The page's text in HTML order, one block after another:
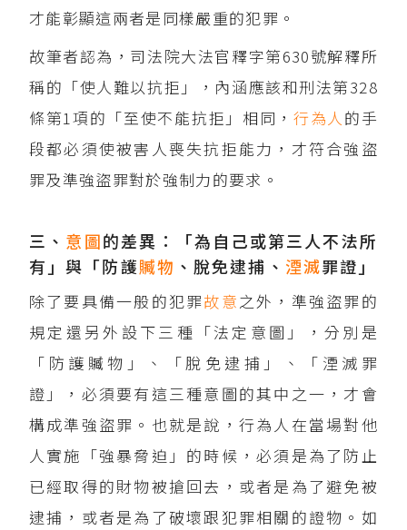
才能彰顯這兩者是同樣嚴重的犯罪。
故筆者認為，司法院大法官釋字第630號解釋所
稱的「使人難以抗拒」，內涵應該和刑法第328
條第1項的「至使不能抗拒」相同， 行為人 的手
段都必須使被害人喪失抗拒能力，才符合強盜
罪及準強盜罪對於強制力的要求。
三、 意圖的差異：「為自己或第三人不法所
有」與「防護贓物 、脫免逮捕、 湮滅罪證」
除了要具備一般的犯罪故意之外，準強盜罪的
規定還另外設下三種「法定意圖」，分別是
「防護贓物」、「脫免逮捕」、「湮滅罪
證」，必須要有這三種意圖的其中之一，才會
構成準強盜罪。也就是說，行為人在當場對他
人實施「強暴脅迫」的時候，必須是為了防止
已經取得的財物被搶回去，或者是為了避免被
逮捕，或者是為了破壞跟犯罪相關的證物。如